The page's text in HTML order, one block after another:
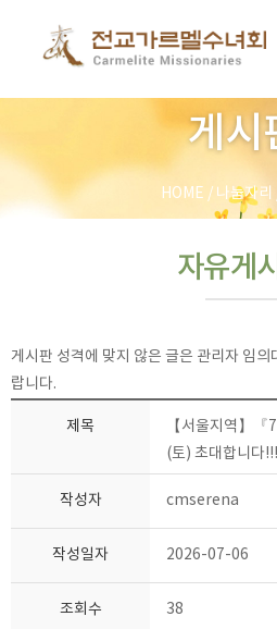
게시
HOME / 나눔자리
자유게
게시판 성격에 맞지 않은 글은 관리자 임
랍니다.
제목
【서울지역】『
(토) 초대합니다!!!
작성자 cmserena
작성일자 2026-07-06
조회수 38